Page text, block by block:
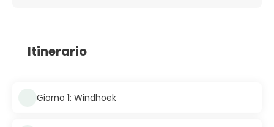
Itinerario
Giorno 1: Windhoek